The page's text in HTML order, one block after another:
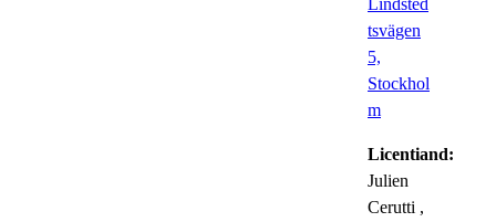
tsvägen
5,
Stockhol
m
Licentiand:
Julien
Cerutti ,